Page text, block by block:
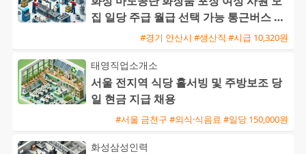
집 일당 주급 월급 선택 가능 통근버스 운
#경기 안산시 #생산직 #시급 10,320원
태영직업소개소
서울 전지역 식당 홀서빙 및 주방보조 당
일 현금 지급 채용
#서울 금천구 #외식·식음료 #일당 150,000원
화성삼성인력